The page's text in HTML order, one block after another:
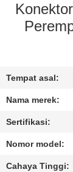
HUBUNGI
KAMI
Tempat asal:
Nama merek:
Sertifikasi:
Nomor model:
Cahaya Tinggi: